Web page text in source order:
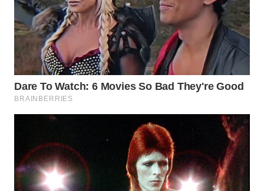
WAHANA
INFRASTRUKTUR
WAHANA
KONSUMEN
LISTRIK
WAHANA
TRAVEL